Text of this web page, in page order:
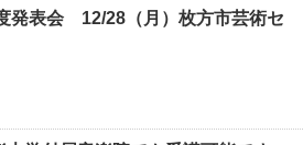
発表会 12/28（月）枚方市芸術セ